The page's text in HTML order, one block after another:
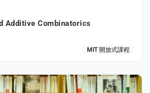
Additive Combinatorics
MIT 開放式課程